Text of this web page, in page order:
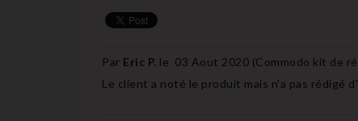
Par Eric P. le 03 Aout 2020 (Commodo kit de
Le client a noté le produit mais n'a pas rédigé